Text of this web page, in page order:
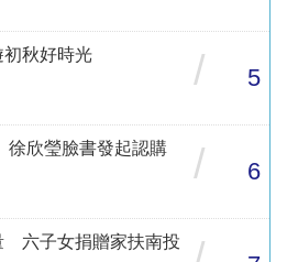
秋好時光
/ 5
欣瑩臉書發起認購
/ 6
六子女捐贈家扶南投